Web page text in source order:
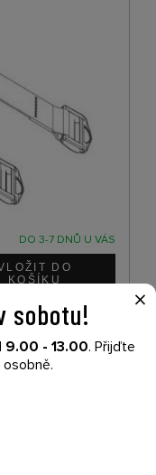
DO 3-7 DNŮ U VÁS
×
sobotu!
9.00 - 13.00. Přijďte